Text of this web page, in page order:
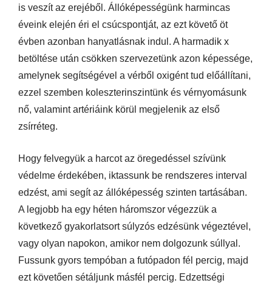
is veszít az erejéből. Állóképességünk harmincas
éveink elején éri el csúcspontját, az ezt követő öt
évben azonban hanyatlásnak indul. A harmadik x
betöltése után csökken szervezetünk azon képessége,
amelynek segítségével a vérből oxigént tud előállítani,
ezzel szemben koleszterinszintünk és vérnyomásunk
nő, valamint artériáink körül megjelenik az első
zsírréteg.
Hogy felvegyük a harcot az öregedéssel szívünk
védelme érdekében, iktassunk be rendszeres interval
edzést, ami segít az állóképesség szinten tartásában.
A legjobb ha egy héten háromszor végezzük a
következő gyakorlatsort súlyzós edzésünk végeztével,
vagy olyan napokon, amikor nem dolgozunk súllyal.
Fussunk gyors tempóban a futópadon fél percig, majd
ezt követően sétáljunk másfél percig. Edzettségi